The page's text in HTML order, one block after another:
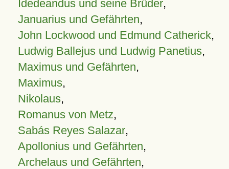
Idedeandus und seine Brüder,
Januarius und Gefährten,
John Lockwood und Edmund Catherick,
Ludwig Ballejus und Ludwig Panetius,
Maximus und Gefährten,
Maximus,
Nikolaus,
Romanus von Metz,
Sabás Reyes Salazar,
Apollonius und Gefährten,
Archelaus und Gefährten,